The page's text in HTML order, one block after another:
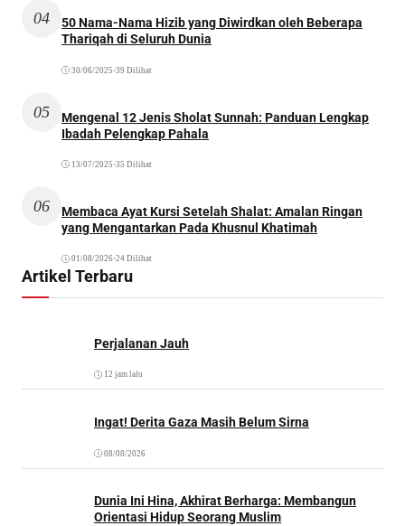
04
50 Nama-Nama Hizib yang Diwirdkan oleh Beberapa
Thariqah di Seluruh Dunia
30/06/2025 •39 Dilihat
05
Mengenal 12 Jenis Sholat Sunnah: Panduan Lengkap
Ibadah Pelengkap Pahala
13/07/2025 •35 Dilihat
06
Membaca Ayat Kursi Setelah Shalat: Amalan Ringan
yang Mengantarkan Pada Khusnul Khatimah
01/08/2026•24 Dilihat
Artikel Terbaru
Perjalanan Jauh
12 jam lalu
Ingat! Derita Gaza Masih Belum Sirna
08/08/2026
Dunia Ini Hina, Akhirat Berharga: Membangun
Orientasi Hidup Seorang Muslim